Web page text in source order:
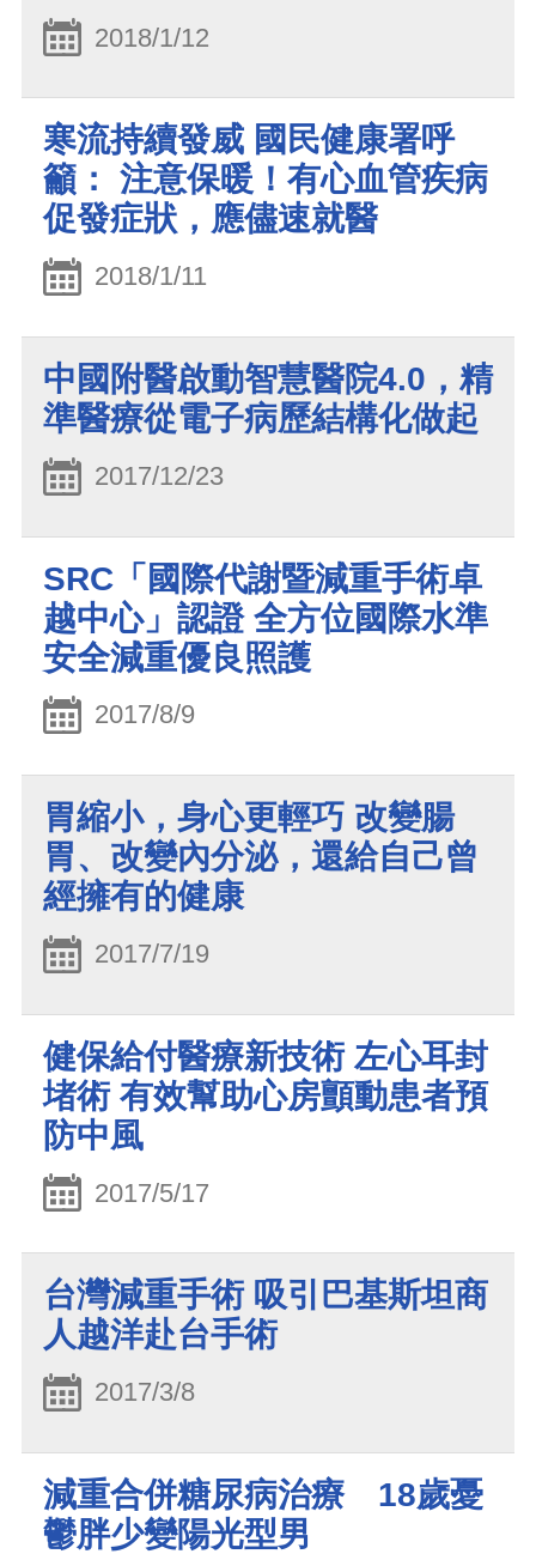
2018/1/12
寒流持續發威 國民健康署呼
籲： 注意保暖！有心血管疾病
促發症狀，應儘速就醫
2018/1/11
中國附醫啟動智慧醫院4.0，精
準醫療從電子病歷結構化做起
2017/12/23
SRC「國際代謝暨減重手術卓
越中心」認證 全方位國際水準
安全減重優良照護
2017/8/9
胃縮小，身心更輕巧 改變腸
胃、改變內分泌，還給自己曾
經擁有的健康
2017/7/19
健保給付醫療新技術 左心耳封
堵術 有效幫助心房顫動患者預
防中風
2017/5/17
台灣減重手術 吸引巴基斯坦商
人越洋赴台手術
2017/3/8
減重合併糖尿病治療 18歲憂
鬱胖少變陽光型男